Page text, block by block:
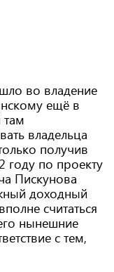
во владение
ещё в
там
владельца
получив
году по проекту
Пискунова
доходный
считаться
нынешние
с тем,